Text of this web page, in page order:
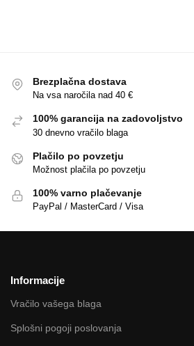
Brezplačna dostava
Na vsa naročila nad 40 €
100% garancija na zadovoljstvo
30 dnevno vračilo blaga
Plačilo po povzetju
Možnost plačila po povzetju
100% varno plačevanje
PayPal / MasterCard / Visa
Informacije
Vračilo vašega blaga
Splošni pogoji poslovanja